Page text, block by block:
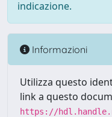
indicazione.
Informazioni
Utilizza questo
link a questo
https://